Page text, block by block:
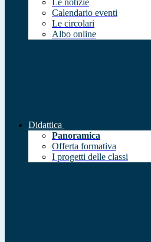
Le notizie
Calendario eventi
Le circolari
Albo online
Didattica
Panoramica
Offerta formativa
I progetti delle classi